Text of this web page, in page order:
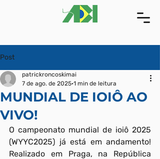
Post
MUNDIAL DE IOIÔ AO
VIVO!
patrickroncoskimai
7 de ago. de 2025 1 min de leitura
O campeonato mundial de ioiô 2025
(WYYC2025) já está em andamento!
Realizado em Praga, na República